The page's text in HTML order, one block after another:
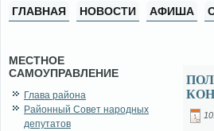
ГЛАВНАЯ НОВОСТИ АФИША
МЕСТНОЕ
САМОУПРАВЛЕНИЕ
Глава района
Районный Совет народных
депутатов